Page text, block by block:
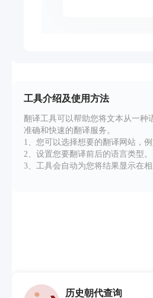
工具介绍及使用方法
翻译工具可以帮助您将文本从一种
准确和快速的翻译服务。
1、您可以选择想要的翻译网站，
2、设置您要翻译前后的语言类型。
3、工具会自动为您将结果显示在相
历史朝代查询